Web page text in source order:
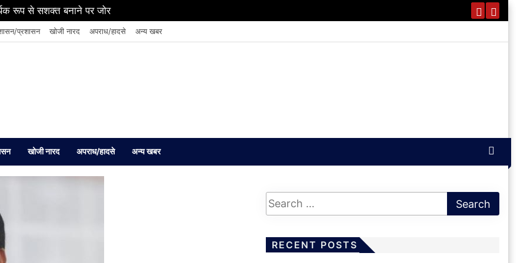
रूप से सशक्त बनाने पर जोर
प्रशासन खोजी नारद अपराध/हादसे अन्य खबर
खोजी नारद अपराध/हादसे अन्य खबर
RECENT POSTS